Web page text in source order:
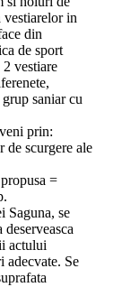
vestiarelor in
din
de sport
vestiare
saniar cu
prin:
de scurgere ale
=
Saguna, se
actului
adecvate. Se